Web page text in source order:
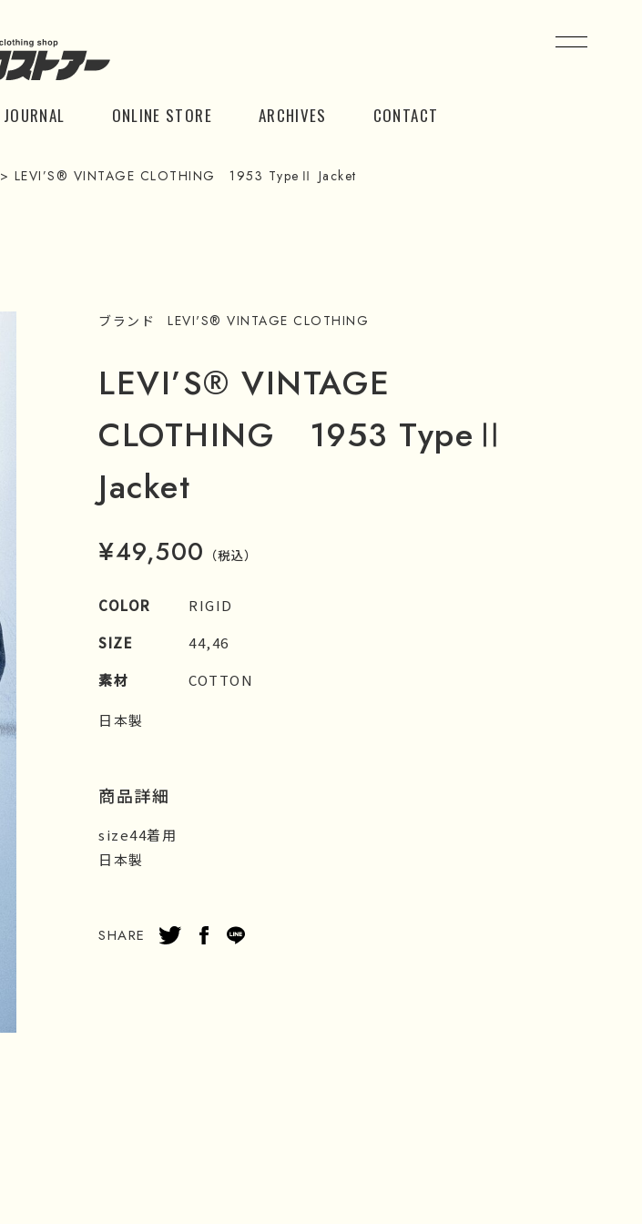
JOURNAL ONLINE STORE ARCHIVES CONTACT
> LEVI’S® VINTAGE CLOTHING 1953 TypeⅡ Jacket
ブランド LEVI'S® VINTAGE CLOTHING
LEVI’S® VINTAGE
CLOTHING 1953 TypeⅡ
Jacket
¥49,500 （税込）
COLOR
RIGID
SIZE
44,46
素材
COTTON
日本製
商品詳細
size44着用
日本製
SHARE